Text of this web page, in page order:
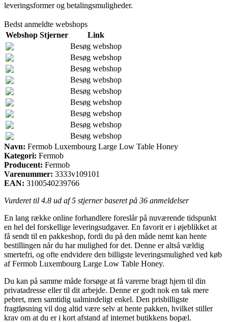
leveringsformer og betalingsmuligheder.
Bedst anmeldte webshops
Webshop Stjerner
Link
Besøg webshop
Besøg webshop
Besøg webshop
Besøg webshop
Besøg webshop
Besøg webshop
Besøg webshop
Besøg webshop
Besøg webshop
Navn: Fermob Luxembourg Large Low Table Honey
Kategori: Fermob
Producent: Fermob
Varenummer: 3333v109101
EAN: 3100540239766
Vurderet til 4.8 ud af 5 stjerner baseret på 36 anmeldelser
En lang række online forhandlere foreslår på nuværende tidspunkt
en hel del forskellige leveringsudgaver. En favorit er i øjeblikket at
få sendt til en pakkeshop, fordi du på den måde nemt kan hente
bestillingen når du har mulighed for det. Denne er altså vældig
smertefri, og ofte endvidere den billigste leveringsmulighed ved køb
af Fermob Luxembourg Large Low Table Honey.
Du kan på samme måde forsøge at få varerne bragt hjem til din
privatadresse eller til dit arbejde. Denne er godt nok en tak mere
pebret, men samtidig ualmindeligt enkel. Den prisbilligste
fragtløsning vil dog altid være selv at hente pakken, hvilket stiller
krav om at du er i kort afstand af internet butikkens bopæl.